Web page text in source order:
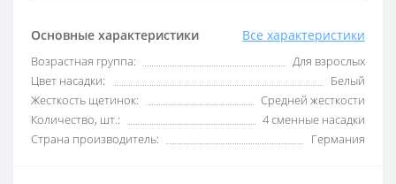
Основные характеристики Все характеристики
Возрастная группа:
Для взрослых
Цвет насадки:
Белый
Жесткость щетинок:
Средней жесткости
Количество, шт.:
4 сменные насадки
Страна производитель:
Германия